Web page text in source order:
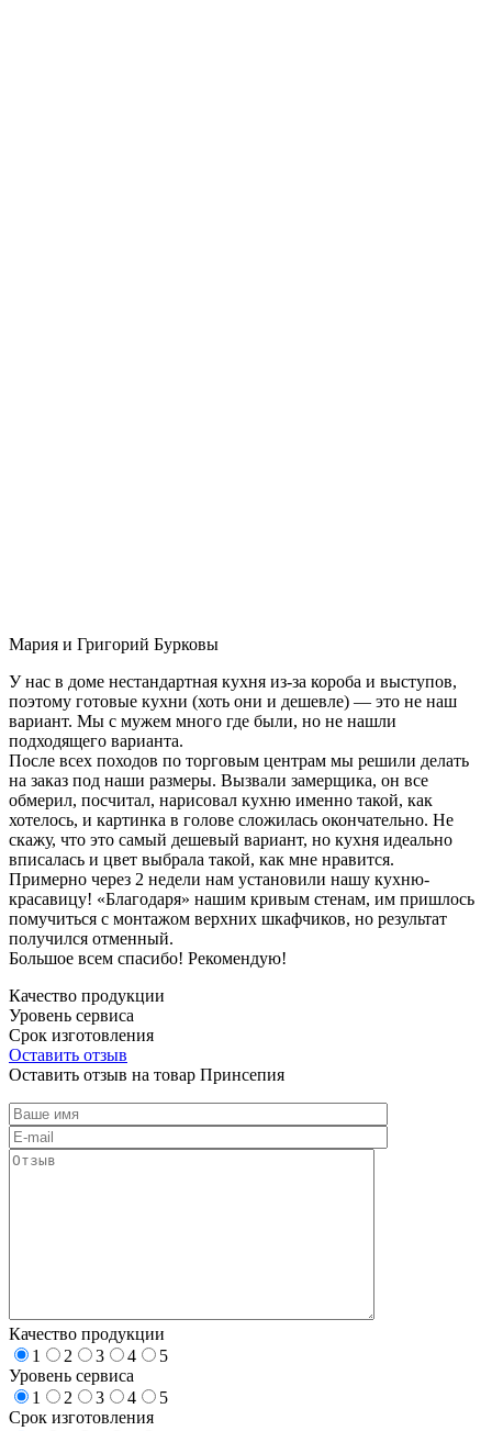
Мария и Григорий Бурковы
У нас в доме нестандартная кухня из-за короба и выступов,
поэтому готовые кухни (хоть они и дешевле) — это не наш
вариант. Мы с мужем много где были, но не нашли
подходящего варианта.
После всех походов по торговым центрам мы решили делать
на заказ под наши размеры. Вызвали замерщика, он все
обмерил, посчитал, нарисовал кухню именно такой, как
хотелось, и картинка в голове сложилась окончательно. Не
скажу, что это самый дешевый вариант, но кухня идеально
вписалась и цвет выбрала такой, как мне нравится.
Примерно через 2 недели нам установили нашу кухню-
красавицу! «Благодаря» нашим кривым стенам, им пришлось
помучиться с монтажом верхних шкафчиков, но результат
получился отменный.
Большое всем спасибо! Рекомендую!
Качество продукции
Уровень сервиса
Срок изготовления
Оставить отзыв
Оставить отзыв на товар Принсепия
Качество продукции
1
2 3 4
5
Уровень сервиса
1
2 3 4
5
Срок изготовления